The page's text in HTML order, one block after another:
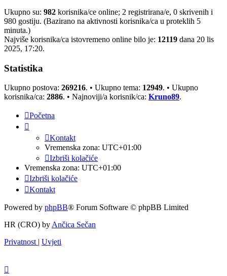
Ukupno su: 982 korisnika/ce online; 2 registrirana/e, 0 skrivenih i
980 gostiju. (Bazirano na aktivnosti korisnika/ca u proteklih 5
minuta.)
Najviše korisnika/ca istovremeno online bilo je: 12119 dana 20 lis
2025, 17:20.
Statistika
Ukupno postova: 269216. • Ukupno tema: 12949. • Ukupno
korisnika/ca: 2886. • Najnoviji/a korisnik/ca: Kruno89.
Početna
Kontakt
Vremenska zona: UTC+01:00
Izbriši kolačiće
Vremenska zona: UTC+01:00
Izbriši kolačiće
Kontakt
Powered by phpBB® Forum Software © phpBB Limited
HR (CRO) by Ančica Sečan
Privatnost | Uvjeti